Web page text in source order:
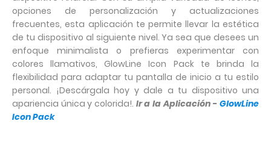
opciones de personalización y actualizaciones
frecuentes, esta aplicación te permite llevar la estética
de tu dispositivo al siguiente nivel. Ya sea que desees un
enfoque minimalista o prefieras experimentar con
colores llamativos, GlowLine Icon Pack te brinda la
flexibilidad para adaptar tu pantalla de inicio a tu estilo
personal. ¡Descárgala hoy y dale a tu dispositivo una
apariencia única y colorida!. Ir a la Aplicación - GlowLine
Icon Pack